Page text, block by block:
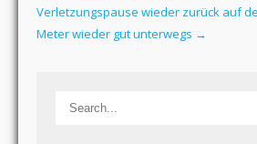
Verletzungspause wieder zurück auf
Meter wieder gut unterwegs →